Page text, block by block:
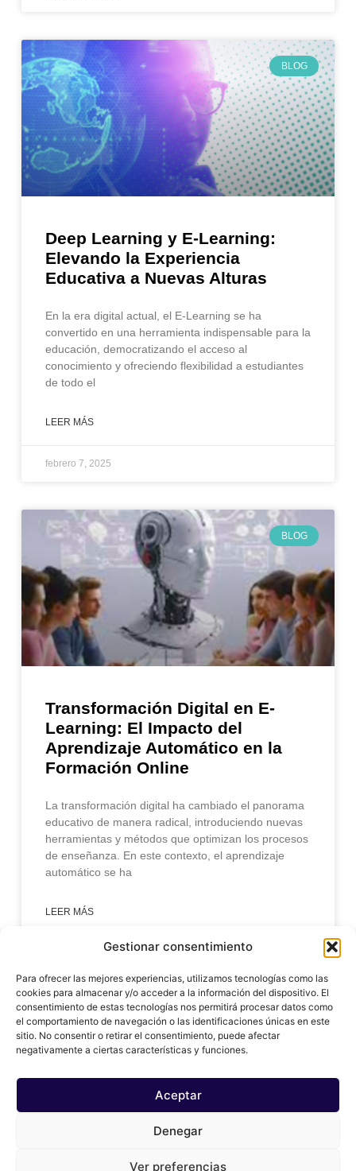
Gestionar consentimiento
Para ofrecer las mejores experiencias, utilizamos tecnologías como las
cookies para almacenar y/o acceder a la información del dispositivo. El
consentimiento de estas tecnologías nos permitirá procesar datos como
el comportamiento de navegación o las identificaciones únicas en este
sitio. No consentir o retirar el consentimiento, puede afectar
negativamente a ciertas características y funciones.
Aceptar
Denegar
Ver preferencias
BLOG
Deep Learning y E-Learning:
Elevando la Experiencia
Educativa a Nuevas Alturas
En la era digital actual, el E-Learning se ha
convertido en una herramienta indispensable para la
educación, democratizando el acceso al
conocimiento y ofreciendo flexibilidad a estudiantes
de todo el
LEER MÁS
febrero 7, 2025
BLOG
Transformación Digital en E-
Learning: El Impacto del
Aprendizaje Automático en la
Formación Online
La transformación digital ha cambiado el panorama
educativo de manera radical, introduciendo nuevas
herramientas y métodos que optimizan los procesos
de enseñanza. En este contexto, el aprendizaje
automático se ha
LEER MÁS
enero 31, 2025